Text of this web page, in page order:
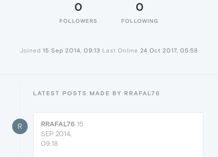
0
FOLLOWERS
0
FOLLOWING
Joined 15 Sep 2014, 09:13 Last Online 24 Oct 2017, 05:58
LATEST POSTS MADE BY RRAFAL76
R RRAFAL76 15
SEP 2014,
09:18